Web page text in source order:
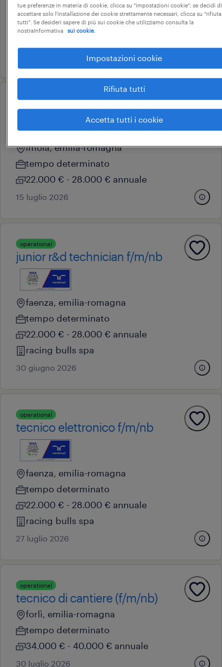
imola, emilia-romagna
tempo determinato
addetto back-office
commerciale
imola, emilia-romagna
tempo determinato
22.000 € - 28.000 € annuale
15 luglio 2026
operational
junior r&d technician f/m/nb
faenza, emilia-romagna
tempo determinato
22.000 € - 28.000 € annuale
racing bulls spa
30 giugno 2026
operational
tecnico elettronico f/m/nb
faenza, emilia-romagna
tempo determinato
22.000 € - 28.000 € annuale
racing bulls spa
27 luglio 2026
operational
tecnico di cantiere (f/m/nb)
forlì, emilia-romagna
tempo determinato
34.000 € - 40.000 € annuale
30 luglio 2026
tue preferenze in materia di cookie, clicca su "impostazioni cookie"; se decidi di
accettare solo l'installazione dei cookie strettamente necessari, clicca su "rifiuta
tutti". Se desideri sapere di più sui cookie che utilizziamo consulta la
nostraInformativa
sui cookie.
Impostazioni cookie
Rifiuta tutti
Accetta tutti i cookie